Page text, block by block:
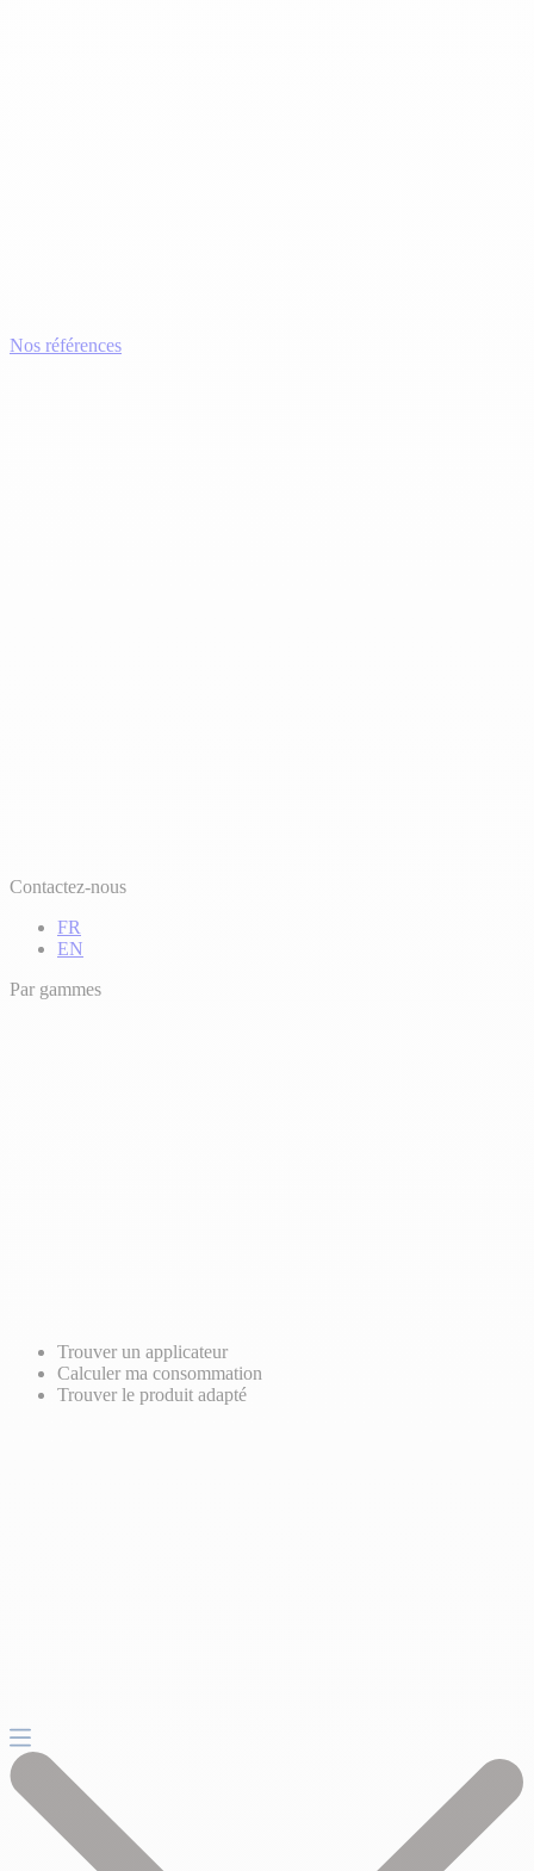
Nos références
Contactez-nous
FR
EN
Par gammes
Trouver un applicateur
Calculer ma consommation
Trouver le produit adapté